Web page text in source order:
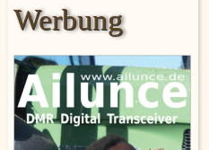
Werbung